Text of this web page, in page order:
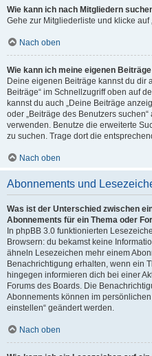
Wie kann ich nach Mitgliedern
Gehe zur Mitgliederliste und klicke auf
Nach oben
Wie kann ich meine eigenen
Deine eigenen Beiträge kannst du dir
Beiträge“ im Schnellzugriff oben auf
kannst du auch „Deine Beiträge
oder „Beiträge des Benutzers
verwenden. Benutze die erweiterte
zu suchen. Trage dort die
Nach oben
Abonnements und
Was ist der Unterschied zwischen
Abonnements für ein Thema oder
In phpBB 3.0 funktionierten
Browsern: du bekamst keine
ähneln Lesezeichen mehr einem
Benachrichtigung erhalten, wenn ein
hingegen informieren dich bei einer
Forums des Boards. Die
Abonnements können im
einstellen“ geändert werden.
Nach oben